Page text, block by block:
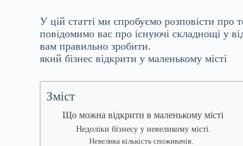
У цій статті ми спробуємо розповісти про
повідомимо вас про існуючі складнощі у
вам правильно зробити.
який бізнес відкрити у маленькому місті
Зміст
Що можна відкрити в маленькому місті
Недоліки бізнесу у невеликому місті.
Невелика кількість споживачів.